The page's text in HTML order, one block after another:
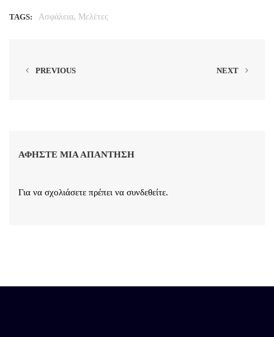
TAGS: Ασφάλεια, Μελέτες
PREVIOUS NEXT
ΑΦΉΣΤΕ ΜΙΑ ΑΠΆΝΤΗΣΗ
Για να σχολιάσετε πρέπει να συνδεθείτε.